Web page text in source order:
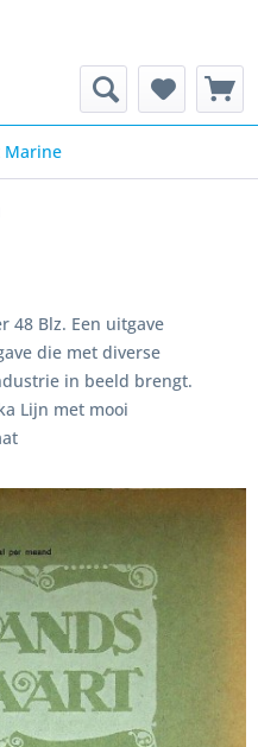
Marine
48 Blz. Een uitgave
die met diverse
in beeld brengt.
Lijn met mooi